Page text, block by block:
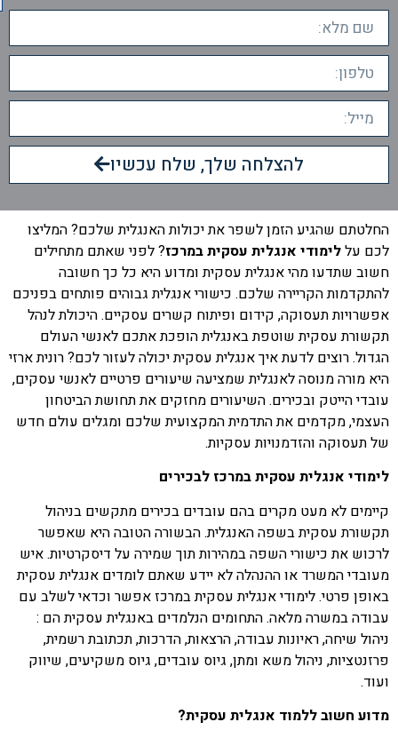
להצלחה שלך, שלח עכשיו
החלטתם שהגיע הזמן לשפר את יכולות האנגלית שלכם? המליצו
לכם עללימודי אנגלית עסקית במרכז?לפני שאתם מתחילים
חשוב שתדעו מהי אנגלית עסקית ומדוע היא כל כך חשובה
להתקדמות הקריירה שלכם. כישורי אנגלית גבוהים פותחים בפניכם
אפשרויות תעסוקה, קידום ופיתוח קשרים עסקיים. היכולת לנהל
תקשורת עסקית שוטפת באנגלית הופכת אתכם לאנשי העולם
הגדול. רוצים לדעת איך אנגלית עסקית יכולה לעזור לכם? רונית ארזי
היא מורה מנוסה לאנגלית שמציעה שיעורים פרטיים לאנשי עסקים,
עובדי הייטק ובכירים. השיעורים מחזקים את תחושת הביטחון
העצמי, מקדמים את התדמית המקצועית שלכם ומגלים עולם חדש
של תעסוקה והזדמנויות עסקיות.
לימודי אנגלית עסקית במרכז לבכירים
קיימים לא מעט מקרים בהם עובדים בכירים מתקשים בניהול
תקשורת עסקית בשפה האנגלית. הבשורה הטובה היא שאפשר
לרכוש את כישורי השפה במהירות תוך שמירה על דיסקרטיות. איש
מעובדי המשרד או ההנהלה לא יידע שאתם לומדים אנגלית עסקית
באופן פרטי. לימודי אנגלית עסקית במרכז אפשר וכדאי לשלב עם
עבודה במשרה מלאה. התחומים הנלמדים באנגלית עסקית הם :
ניהול שיחה, ראיונות עבודה, הרצאות, הדרכות, תכתובת רשמית,
פרזנטציות, ניהול משא ומתן, גיוס עובדים, גיוס משקיעים, שיווק
ועוד.
מדוע חשוב ללמוד אנגלית עסקית?